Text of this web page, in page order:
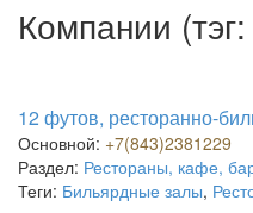
Компании
12 футов, ресторанно-
Основной: +7(843)2381229
Раздел: Рестораны, кафе,
Теги: Бильярдные залы,